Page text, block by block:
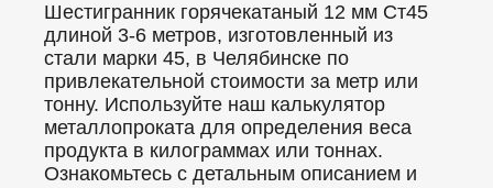
Шестигранник горячекатаный 12 мм Ст45
длиной 3-6 метров, изготовленный из
стали марки 45, в Челябинске по
привлекательной стоимости за метр или
тонну. Используйте наш калькулятор
металлопроката для определения веса
продукта в килограммах или тоннах.
Ознакомьтесь с детальным описанием и